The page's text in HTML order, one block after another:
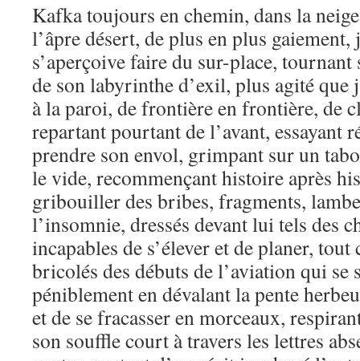
Kafka toujours en chemin, dans la
l’âpre désert, de plus en plus gaiement,
s’aperçoive faire du sur-place,
de son labyrinthe d’exil, plus agité que
à la paroi, de frontière en frontière, de
repartant pourtant de l’avant, essayant
prendre son envol, grimpant sur un
le vide, recommençant histoire après
gribouiller des bribes, fragments,
l’insomnie, dressés devant lui tels des
incapables de s’élever et de planer,
bricolés des débuts de l’aviation qui se
péniblement en dévalant la pente
et de se fracasser en morceaux,
son souffle court à travers les lettres